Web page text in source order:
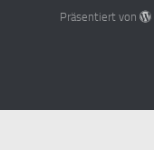
Präsentiert von